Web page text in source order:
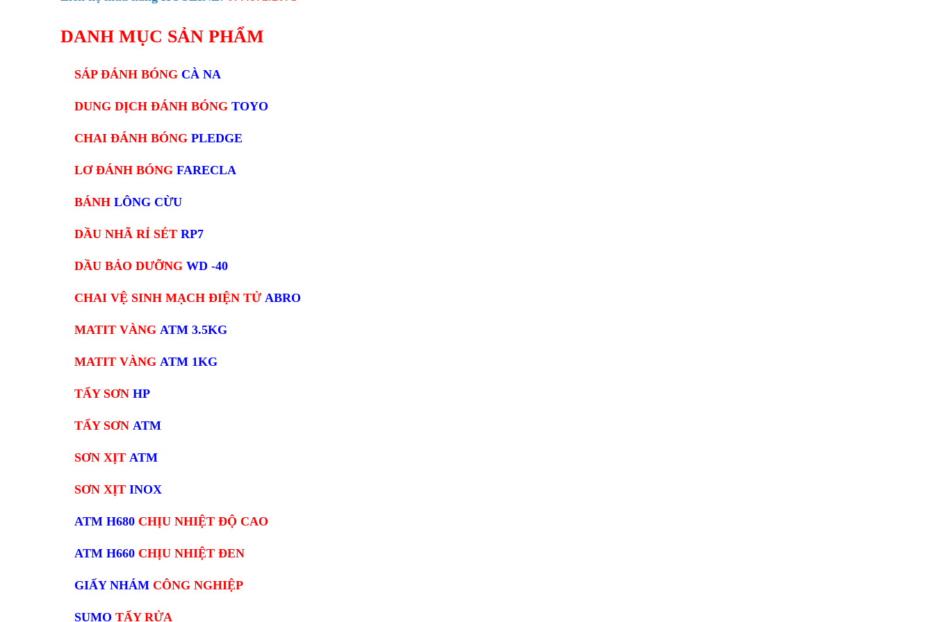
DANH MỤC SẢN PHẨM
SÁP ĐÁNH BÓNG CÀ NA
DUNG DỊCH ĐÁNH BÓNG TOYO
CHAI ĐÁNH BÓNG PLEDGE
LƠ ĐÁNH BÓNG FARECLA
BÁNH LÔNG CỪU
DẦU NHÃ RỈ SÉT RP7
DẦU BẢO DƯỠNG WD -40
CHAI VỆ SINH MẠCH ĐIỆN TỬ ABRO
MATIT VÀNG ATM 3.5KG
MATIT VÀNG ATM 1KG
TẨY SƠN HP
TẨY SƠN ATM
SƠN XỊT ATM
SƠN XỊT INOX
ATM H680 CHỊU NHIỆT ĐỘ CAO
ATM H660 CHỊU NHIỆT ĐEN
GIẤY NHÁM CÔNG NGHIỆP
SUMO TẨY RỬA